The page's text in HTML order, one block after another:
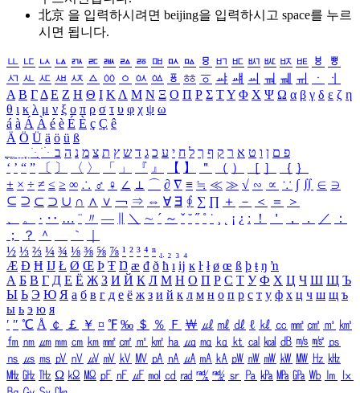
北京 을 입력하시려면 beijing을 입력하시고 space를 누르
시면 됩니다.
ㅥ ㅦ ㅧ ㅨ ㅩ ㅪ ㅫ ㅬ ㅭ ㅮ ㅯ ㅰ ㅱ ㅲ ㅳ ㅴ ㅵ ㅶ ㅷ ㅸ
ㅹ
ㅺ ㅻ ㅼ ㅽ ㅾ ㅿ ㆀ ㆁ ㆂ ㆃ ㆄ ㆅ ㆆ ㆇ ㆈ ㆉ ㆊ ㆋ ㆌ ㆍ
ㆎ
Α Β ΓΔ Ε Ζ Η Θ Ι ΚΛ Μ Ν Ξ Ο Π Ρ Σ ΤΥ Φ Χ Ψ Ω α β γ δ ε ζ η
θ ι κ λ μ ν ξ ο π ρ σ τ υ φ χ ψ ω
á à Á À é è É È ç Ç ê
Ä Ö Ü ä ö ü ß
ִֶֹ ֻּ ׁׂ פ ם ן ו ט א ר ק ף ך ל ח י ע כ ג ד ש ץ ת צ מ נ ה ב
‘ ’ “ ” 〔 〕 〈 〉 「 」 『 』 【 】 ＂ （ ） ［ ］ ｛ ｝
± × ÷ ≠ ≤ ≥ ∞ ∴ ♂ ♀ ∠ ⊥ ⌒ ∂ ∇ ≡ ≒ ≪ ≫ √ ∽ ∝ ∵ ∫ ∬ ∈ ∋
⊆ ⊇ ⊂ ⊃ ∪ ∩ ∧ ∨ ￢ ⇒ ⇔ ∀ ∃ ∮ ∑ ∏ ＋ － ＜ ＝
＞
、
。 · ‥ … ¨ 〃 ― ＼ ∼ ´ ～ ˇ ˘ ˝ ˚ ˙ ¸ ¡ ¿ ː ！ ＇ ， ． ／
：
；
？ ＾ ｀
½ ⅓ ⅔ ¼ ¾ ⅛ ⅜ ⅝ ⅞ ¹ ² ³ ⁴ ⁿ ₁ ₂ ₃ ₄
Æ Ð Ħ Ĳ Ł Ø Œ Þ Ŧ Ŋ æ đ ð ħ ı ĳ ĸ ŀ ł ø œ ß þ ŧ ŋ ŉ
А Б В Г Д Е Ё Ж З И Й К Л М Н О П Р С Т У Ф Х Ц Ч Ш Щ Ъ
Ы Ь Э Ю Я а б в г д е ё ж з и й к л м н о п р с т у ф х ц ч ш щ ъ
ы ь э ю я
′ ″ ℃ Å ￠ ￡ ￥ ¤ ℉ ‰ ＄ ％ Ｆ ￦ ㎕ ㎖ ㎗ ℓ ㎘ ㏄ ㎣ ㎤ ㎥ ㎦
㎙ ㎚ ㎛ ㎜ ㎝ ㎞ ㎟ ㎠ ㎡ ㎢ ㏊ ㎍ ㎎ ㎏ ㏏ ㎈ ㎉ ㏈ ㎧ ㎨ ㎰
㎱ ㎲ ㎳ ㎴ ㎵ ㎶ ㎷ ㎸ ㎹ ㎀ ㎁ ㎂ ㎃ ㎄ ㎺ ㎻ ㎽ ㎾ ㎿ ㎐ ㎑
㎒ ㎓ ㎔ Ω ㏀ ㏁ ㎊ ㎋ ㎌ ㏖ ㏅ ㎭ ㎮ ㎯ ㏛ ㎩ ㎪ ㎫ ㎬ ㏝ ㏐
㏓